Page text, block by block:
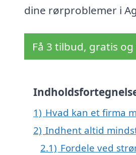
dine rørproblemer i
Få 3 tilbud, gratis
1) Hvad kan et firma
2) Indhent altid
2.1) Fordele ved